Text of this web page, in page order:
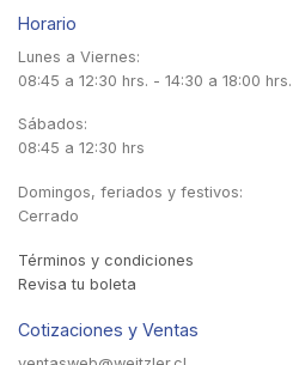
Horario
Lunes a Viernes:
08:45 a 12:30 hrs. - 14:30 a 18:00 hrs.
Sábados:
08:45 a 12:30 hrs
Domingos, feriados y festivos:
Cerrado
Términos y condiciones
Revisa tu boleta
Cotizaciones y Ventas